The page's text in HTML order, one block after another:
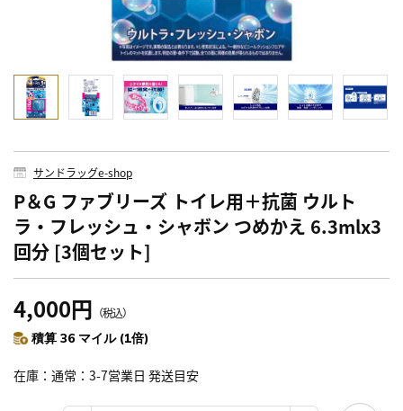
サンドラッグe-shop
P＆G ファブリーズ トイレ用＋抗菌 ウルト
ラ・フレッシュ・シャボン つめかえ 6.3mlx3
回分 [3個セット]
4,000円 （税込）
積算 36 マイル (1倍)
在庫 通常：3-7営業日 発送目安